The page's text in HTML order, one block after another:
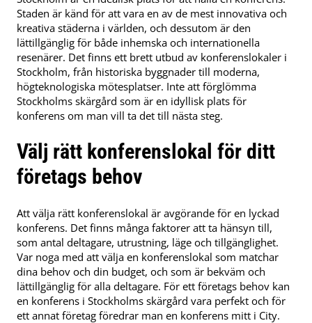
Staden är känd för att vara en av de mest innovativa och
kreativa städerna i världen, och dessutom är den
lättillgänglig för både inhemska och internationella
resenärer. Det finns ett brett utbud av konferenslokaler i
Stockholm, från historiska byggnader till moderna,
högteknologiska mötesplatser. Inte att förglömma
Stockholms skärgård som är en idyllisk plats för
konferens om man vill ta det till nästa steg.
Välj rätt konferenslokal för ditt
företags behov
Att välja rätt konferenslokal är avgörande för en lyckad
konferens. Det finns många faktorer att ta hänsyn till,
som antal deltagare, utrustning, läge och tillgänglighet.
Var noga med att välja en konferenslokal som matchar
dina behov och din budget, och som är bekväm och
lättillgänglig för alla deltagare. För ett företags behov kan
en konferens i Stockholms skärgård vara perfekt och för
ett annat företag föredrar man en konferens mitt i City.